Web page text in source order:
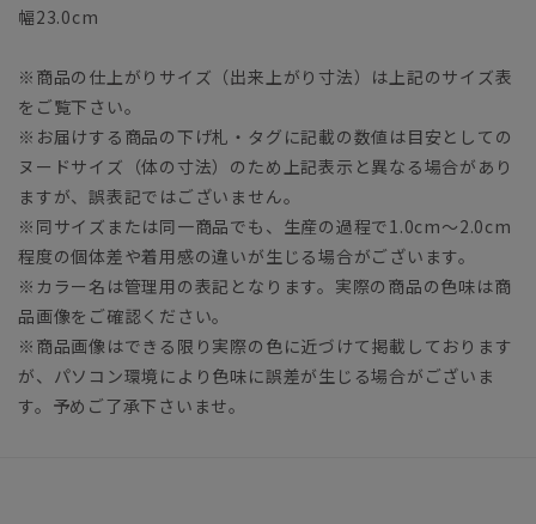
幅23.0cm
※商品の仕上がりサイズ（出来上がり寸法）は上記のサイズ表
をご覧下さい。
※お届けする商品の下げ札・タグに記載の数値は目安としての
ヌードサイズ（体の寸法）のため上記表示と異なる場合があり
ますが、誤表記ではございません。
※同サイズまたは同一商品でも、生産の過程で1.0cm～2.0cm
程度の個体差や着用感の違いが生じる場合がございます。
※カラー名は管理用の表記となります。実際の商品の色味は商
品画像をご確認ください。
※商品画像はできる限り実際の色に近づけて掲載しております
が、パソコン環境により色味に誤差が生じる場合がございま
す。予めご了承下さいませ。